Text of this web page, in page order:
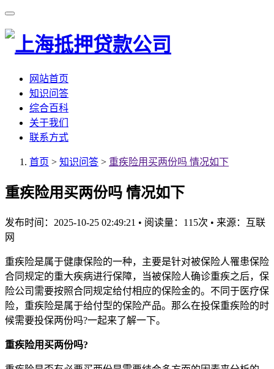
网站首页
知识问答
综合百科
关于我们
联系方式
首页 > 知识问答 > 重疾险用买两份吗 情况如下
重疾险用买两份吗 情况如下
发布时间：2025-10-25 02:49:21 • 阅读量：115次 • 来源：互联
网
重疾险是属于健康保险的一种，主要是针对被保险人罹患保险
合同规定的重大疾病进行保障，当被保险人确诊重疾之后，保
险公司需要按照合同规定给付相应的保险金的。不同于医疗保
险，重疾险是属于给付型的保险产品。那么在投保重疾险的时
候需要投保两份吗?一起来了解一下。
重疾险用买两份吗?